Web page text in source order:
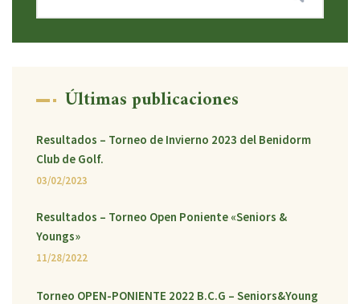
Últimas publicaciones
Resultados – Torneo de Invierno 2023 del Benidorm
Club de Golf.
03/02/2023
Resultados – Torneo Open Poniente «Seniors &
Youngs»
11/28/2022
Torneo OPEN-PONIENTE 2022 B.C.G – Seniors&Young